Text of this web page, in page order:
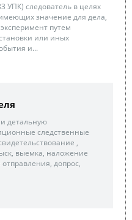
УПК) следователь в целях
значение для дела,
путем
или иных
и...
детальную
следственные
,
выемка, наложение
допрос,